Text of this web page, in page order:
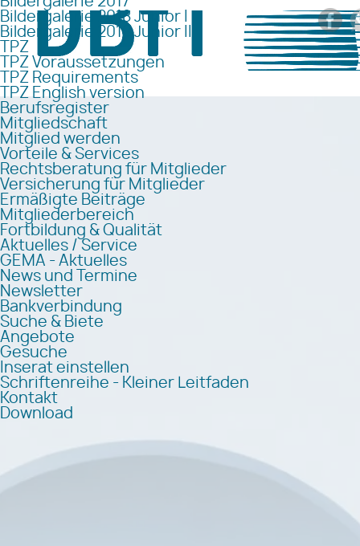
Bildergalerie 2018 Junior I
Bildergalerie 2018 Junior II
TPZ
TPZ Voraussetzungen
TPZ Requirements
TPZ English version
Berufsregister
Mitgliedschaft
Mitglied werden
Vorteile & Services
Rechtsberatung für Mitglieder
Versicherung für Mitglieder
Ermäßigte Beiträge
Mitgliederbereich
Fortbildung & Qualität
Aktuelles / Service
GEMA - Aktuelles
News und Termine
Newsletter
Bankverbindung
Suche & Biete
Angebote
Gesuche
Inserat einstellen
Schriftenreihe - Kleiner Leitfaden
Kontakt
Download